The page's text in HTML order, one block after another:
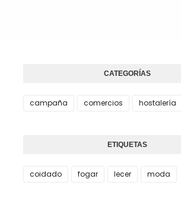
CATEGORÍAS
campaña comercios hostalería
ETIQUETAS
coidado fogar lecer moda